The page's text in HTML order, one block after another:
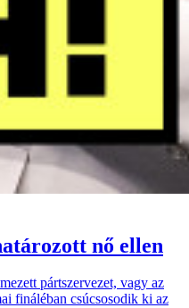
nő ellen
pártszervezet, vagy az
fináléban csúcsosodik ki az